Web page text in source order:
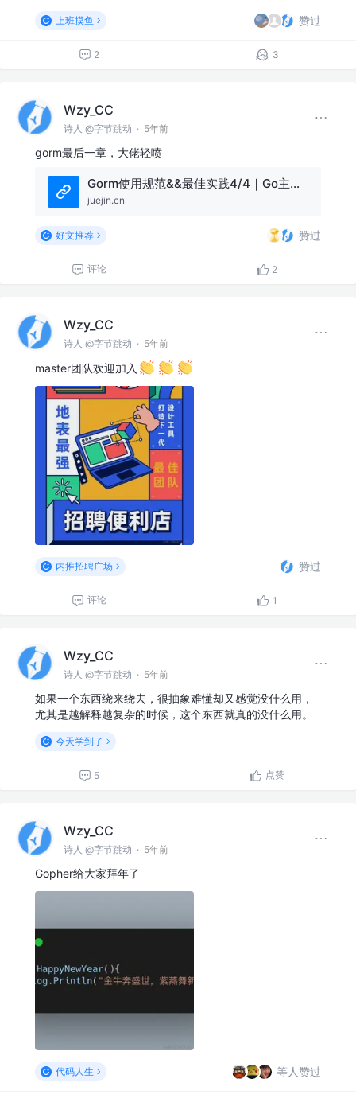
上班摸鱼 赞过
2 3
Wzy_CC
诗人 @字节跳动 · 5年前
gorm最后一章，大佬轻喷
Gorm使用规范&&最佳实践4/4｜Go主题月
juejin.cn
好文推荐 赞过
评论 2
Wzy_CC
诗人 @字节跳动 · 5年前
master团队欢迎加入
内推招聘广场 赞过
评论 1
Wzy_CC
诗人 @字节跳动 · 5年前
如果一个东西绕来绕去，很抽象难懂却又感觉没什么用，
尤其是越解释越复杂的时候，这个东西就真的没什么用。
今天学到了
5 点赞
Wzy_CC
诗人 @字节跳动 · 5年前
Gopher给大家拜年了
代码人生 等人赞过